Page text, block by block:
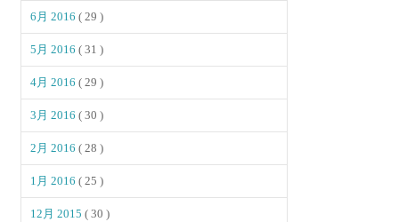
6月 2016( 29 )
5月 2016( 31 )
4月 2016( 29 )
3月 2016( 30 )
2月 2016( 28 )
1月 2016( 25 )
12月 2015( 30 )